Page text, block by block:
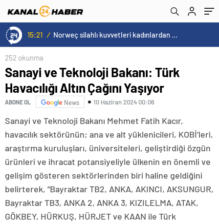
15:20 / Cristiano Ronaldo’nun akıllara zarar tüm kariyerinin istatistiğini çıkardık !
252 okunma
Sanayi ve Teknoloji Bakanı: Türk
Havacılığı Altın Çağını Yaşıyor
ABONE OL News 10 Haziran 2024 00:06
Sanayi ve Teknoloji Bakanı Mehmet Fatih Kacır,
havacılık sektörünün; ana ve alt yüklenicileri, KOBİ’leri,
araştırma kuruluşları, üniversiteleri, geliştirdiği özgün
ürünleri ve ihracat potansiyeliyle ülkenin en önemli ve
gelişim gösteren sektörlerinden biri haline geldiğini
belirterek, “Bayraktar TB2, ANKA, AKINCI, AKSUNGUR,
Bayraktar TB3, ANKA 2, ANKA 3, KIZILELMA, ATAK,
GÖKBEY, HÜRKUŞ, HÜRJET ve KAAN ile Türk